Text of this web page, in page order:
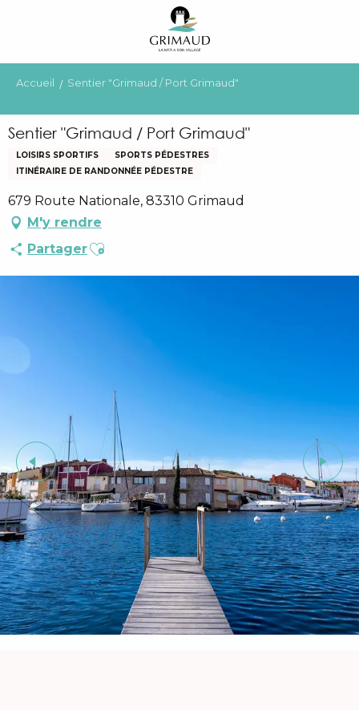
principal
Accueil Sentier "Grimaud / Port Grimaud"
Sentier "Grimaud / Port Grimaud"
LOISIRS SPORTIFS
SPORTS PÉDESTRES
ITINÉRAIRE DE RANDONNÉE PÉDESTRE
679 Route Nationale, 83310 Grimaud
M'y rendre
PartagerAjouter aux favoris